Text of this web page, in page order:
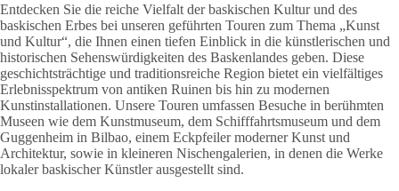
Entdecken Sie die reiche Vielfalt der baskischen Kultur und des
baskischen Erbes bei unseren geführten Touren zum Thema „Kunst
und Kultur“, die Ihnen einen tiefen Einblick in die künstlerischen und
historischen Sehenswürdigkeiten des Baskenlandes geben. Diese
geschichtsträchtige und traditionsreiche Region bietet ein vielfältiges
Erlebnisspektrum von antiken Ruinen bis hin zu modernen
Kunstinstallationen. Unsere Touren umfassen Besuche in berühmten
Museen wie dem Kunstmuseum, dem Schifffahrtsmuseum und dem
Guggenheim in Bilbao, einem Eckpfeiler moderner Kunst und
Architektur, sowie in kleineren Nischengalerien, in denen die Werke
lokaler baskischer Künstler ausgestellt sind.